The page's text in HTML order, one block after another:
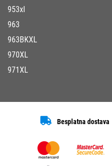
953xl
963
963BKXL
970XL
971XL
Besplatna dostava